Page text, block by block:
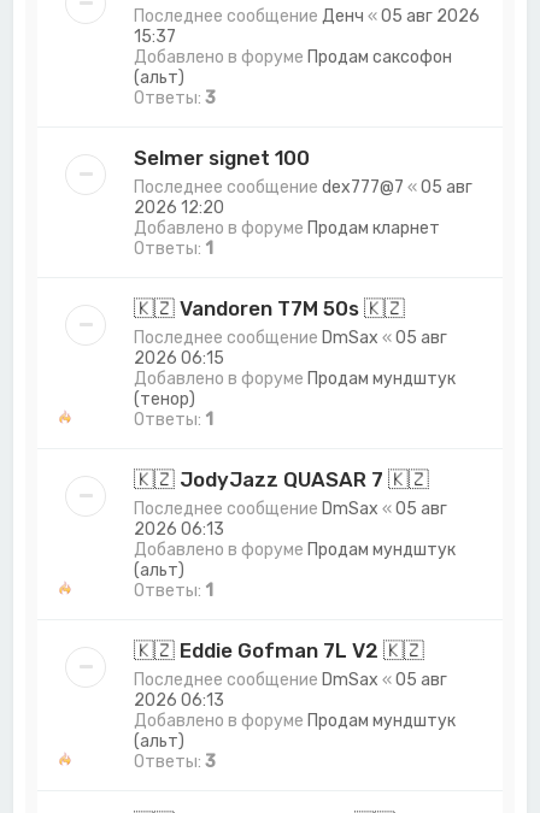
Последнее сообщениеДенч «05 авг 2026
15:37
Добавлено в форуме Продам саксофон
(альт)
Ответы:3
Selmer signet 100
Последнее сообщениеdex777@7 «05 авг
2026 12:20
Добавлено в форуме Продам кларнет
Ответы: 1
🇰🇿 Vandoren T7M 50s 🇰🇿
Последнее сообщение DmSax «05 авг
2026 06:15
Добавлено в форуме Продам мундштук
(тенор)
Ответы: 1
🇰🇿 JodyJazz QUASAR 7 🇰🇿
Последнее сообщение DmSax «05 авг
2026 06:13
Добавлено в форуме Продам мундштук
(альт)
Ответы: 1
🇰🇿 Eddie Gofman 7L V2 🇰🇿
Последнее сообщение DmSax «05 авг
2026 06:13
Добавлено в форуме Продам мундштук
(альт)
Ответы:3